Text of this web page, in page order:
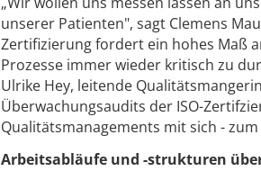
unserer Patienten", sagt Clemens
Zertifizierung fordert ein hohes Maß
Prozesse immer wieder kritisch zu
Ulrike Hey, leitende
Überwachungsaudits der ISO-
Qualitätsmanagements mit sich -
Arbeitsabläufe und -strukturen